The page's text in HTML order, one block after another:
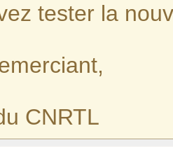
tester la
CNRTL